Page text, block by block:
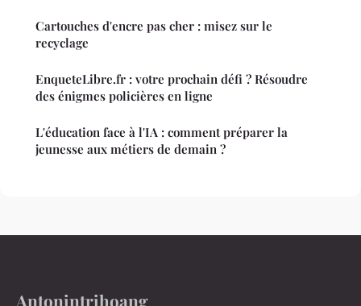
Cartouches d'encre pas cher : misez sur le
recyclage
EnqueteLibre.fr : votre prochain défi ? Résoudre
des énigmes policières en ligne
L'éducation face à l'IA : comment préparer la
jeunesse aux métiers de demain ?
Antonintrihoang